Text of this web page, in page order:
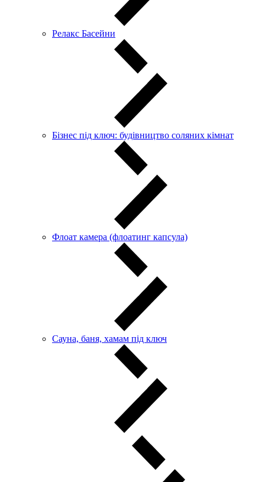
Релакс Басейни
Бізнес під ключ: будівництво соляних кімнат
Флоат камера (флоатинг капсула)
Сауна, баня, хамам під ключ